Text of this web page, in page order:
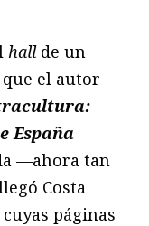
hallde un
el autor
España
—ahora tan
Costa
páginas